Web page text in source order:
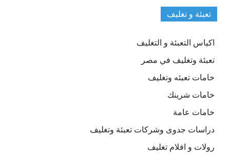
تعبئة و تغليف
اكياس التعبئة و التغليف
تعبئة وتغليف في مصر
خامات تعبئه وتغليف
خامات شرينك
خامات عامة
دراسات جدوى وشركات تعبئة وتغليف
رولات و افلام تغليف